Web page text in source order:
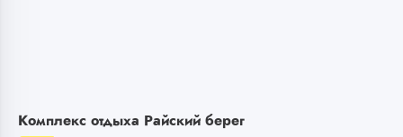
Комплекс отдыха Райский берег